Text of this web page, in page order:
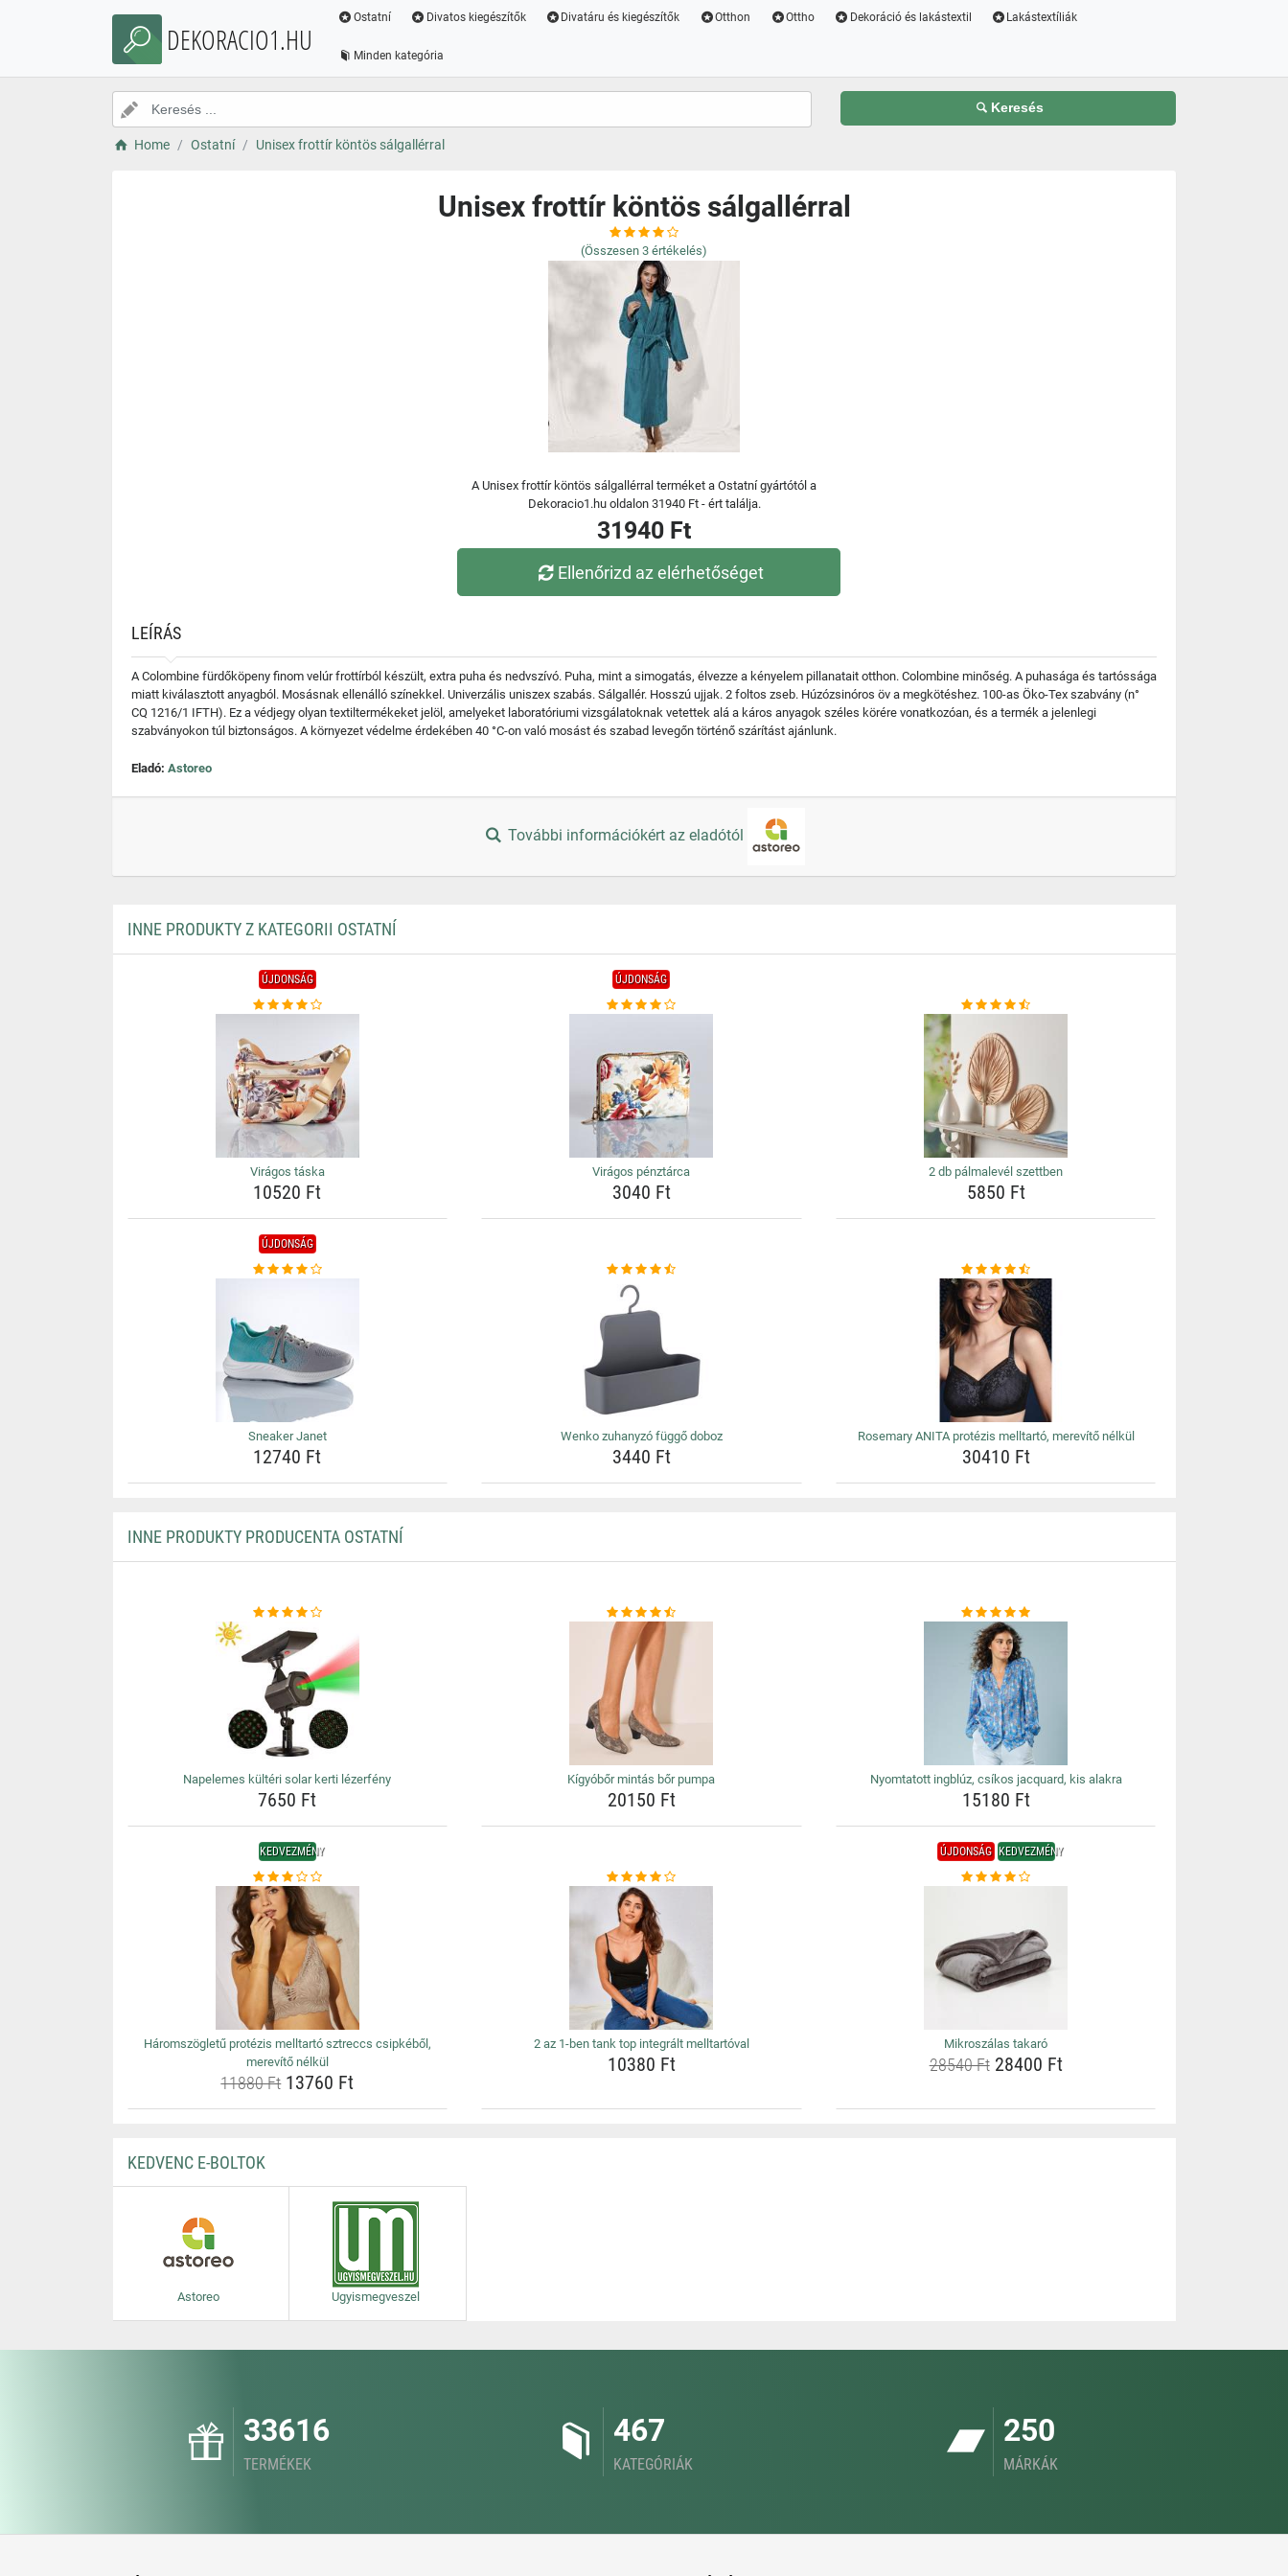
DEKORACIO1.HU
Ostatní Divatos kiegészítők Divatáru és kiegészítők Otthon Ottho Dekoráció és lakástextil Lakástextíliák
Minden kategória
Keresés
Home Ostatní Unisex frottír köntös sálgallérral
Unisex frottír köntös sálgallérral
(Összesen 3 értékelés)
A Unisex frottír köntös sálgallérral terméket a Ostatní gyártótól a
Dekoracio1.hu oldalon 31940 Ft - ért találja.
31940 Ft
Ellenőrizd az elérhetőséget
LEÍRÁS
A Colombine fürdőköpeny finom velúr frottírból készült, extra puha és nedvszívó. Puha, mint a simogatás, élvezze a kényelem pillanatait otthon. Colombine minőség. A puhasága és tartóssága
miatt kiválasztott anyagból. Mosásnak ellenálló színekkel. Univerzális uniszex szabás. Sálgallér. Hosszú ujjak. 2 foltos zseb. Húzózsinóros öv a megkötéshez. 100-as Öko-Tex szabvány (n°
CQ 1216/1 IFTH). Ez a védjegy olyan textiltermékeket jelöl, amelyeket laboratóriumi vizsgálatoknak vetettek alá a káros anyagok széles körére vonatkozóan, és a termék a jelenlegi
szabványokon túl biztonságos. A környezet védelme érdekében 40 °C-on való mosást és szabad levegőn történő szárítást ajánlunk.
Eladó: Astoreo
További információkért az eladótól
INNE PRODUKTY Z KATEGORII OSTATNÍ
ÚJDONSÁG
Virágos táska
10520 Ft
ÚJDONSÁG
Virágos pénztárca
3040 Ft
2 db pálmalevél szettben
5850 Ft
ÚJDONSÁG
Sneaker Janet
12740 Ft
Wenko zuhanyzó függő doboz
3440 Ft
Rosemary ANITA protézis melltartó, merevítő nélkül
30410 Ft
INNE PRODUKTY PRODUCENTA OSTATNÍ
Napelemes kültéri solar kerti lézerfény
7650 Ft
Kígyóbőr mintás bőr pumpa
20150 Ft
Nyomtatott ingblúz, csíkos jacquard, kis alakra
15180 Ft
KEDVEZMÉNY
Háromszögletű protézis melltartó sztreccs csipkéből,
merevítő nélkül
11880 Ft13760 Ft
2 az 1-ben tank top integrált melltartóval
10380 Ft
ÚJDONSÁG KEDVEZMÉNY
Mikroszálas takaró
28540 Ft28400 Ft
KEDVENC E-BOLTOK
Astoreo Ugyismegveszel
33616
TERMÉKEK
467
KATEGÓRIÁK
250
MÁRKÁK